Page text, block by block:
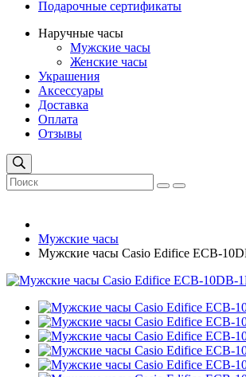
Подарочные сертификаты
Наручные часы
Мужские часы
Женские часы
Украшения
Аксессуары
Доставка
Оплата
Отзывы
Мужские часы
Мужские часы Casio Edifice ECB-